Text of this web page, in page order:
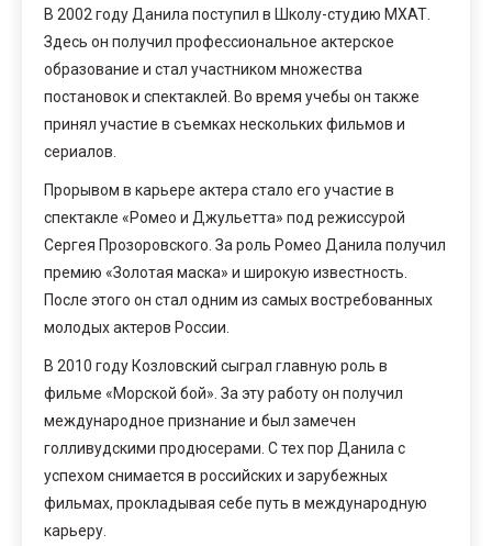
В 2002 году Данила поступил в Школу-студию МХАТ.
Здесь он получил профессиональное актерское
образование и стал участником множества
постановок и спектаклей. Во время учебы он также
принял участие в съемках нескольких фильмов и
сериалов.
Прорывом в карьере актера стало его участие в
спектакле «Ромео и Джульетта» под режиссурой
Сергея Прозоровского. За роль Ромео Данила получил
премию «Золотая маска» и широкую известность.
После этого он стал одним из самых востребованных
молодых актеров России.
В 2010 году Козловский сыграл главную роль в
фильме «Морской бой». За эту работу он получил
международное признание и был замечен
голливудскими продюсерами. С тех пор Данила с
успехом снимается в российских и зарубежных
фильмах, прокладывая себе путь в международную
карьеру.